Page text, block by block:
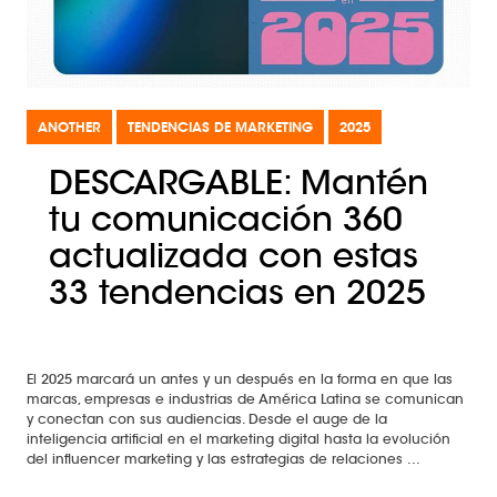
ANOTHER TENDENCIAS DE MARKETING 2025
DESCARGABLE: Mantén
tu comunicación 360
actualizada con estas
33 tendencias en 2025
El 2025 marcará un antes y un después en la forma en que las
marcas, empresas e industrias de América Latina se comunican
y conectan con sus audiencias. Desde el auge de la
inteligencia artificial en el marketing digital hasta la evolución
del influencer marketing y las estrategias de relaciones ...